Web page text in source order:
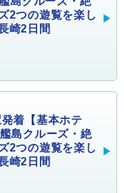
2つの遊覧を楽し
崎2日間
着【基本ホテ
島クルーズ・絶
2つの遊覧を楽し
崎2日間